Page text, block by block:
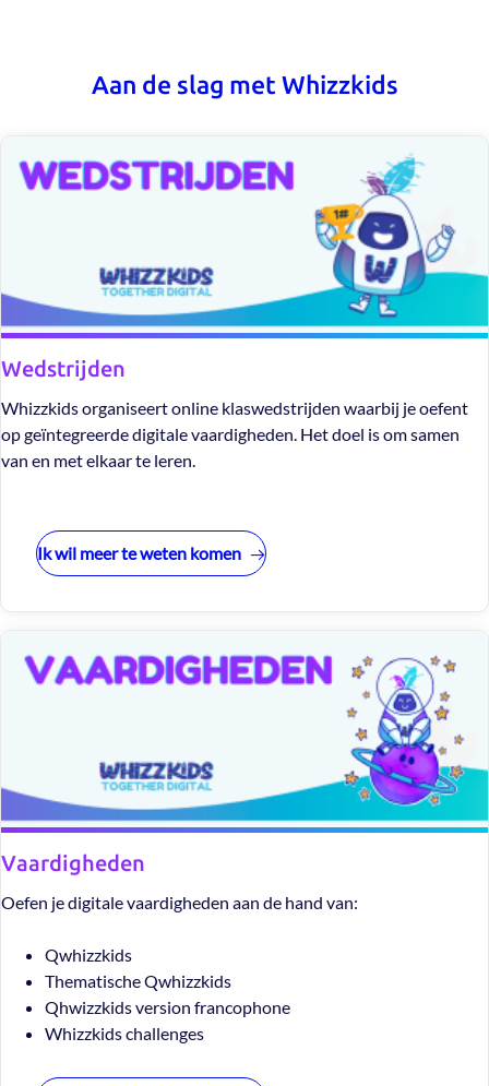
Aan de slag met Whizzkids
Wedstrijden
Whizzkids organiseert online klaswedstrijden waarbij je oefent
op geïntegreerde digitale vaardigheden. Het doel is om samen
van en met elkaar te leren.
Ik wil meer te weten komen
Vaardigheden
Oefen je digitale vaardigheden aan de hand van:
Qwhizzkids
Thematische Qwhizzkids
Qhwizzkids version francophone
Whizzkids challenges